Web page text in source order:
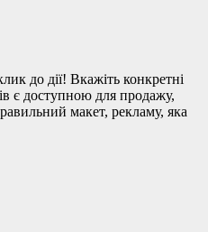
до дії! Вкажіть конкретні
є доступною для продажу,
макет, рекламу, яка